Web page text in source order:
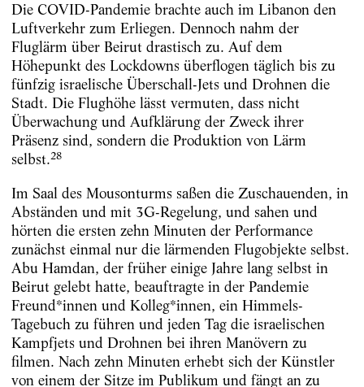
Die COVID-Pandemie brachte auch im Libanon den
Luftverkehr zum Erliegen. Dennoch nahm der
Fluglärm über Beirut drastisch zu. Auf dem
Höhepunkt des Lockdowns überflogen täglich bis zu
fünfzig israelische Überschall-Jets und Drohnen die
Stadt. Die Flughöhe lässt vermuten, dass nicht
Überwachung und Aufklärung der Zweck ihrer
Präsenz sind, sondern die Produktion von Lärm
selbst.28
Im Saal des Mousonturms saßen die Zuschauenden, in
Abständen und mit 3G-Regelung, und sahen und
hörten die ersten zehn Minuten der Performance
zunächst einmal nur die lärmenden Flugobjekte selbst.
Abu Hamdan, der früher einige Jahre lang selbst in
Beirut gelebt hatte, beauftragte in der Pandemie
Freund*innen und Kolleg*innen, ein Himmels-
Tagebuch zu führen und jeden Tag die israelischen
Kampfjets und Drohnen bei ihren Manövern zu
filmen. Nach zehn Minuten erhebt sich der Künstler
von einem der Sitze im Publikum und fängt an zu